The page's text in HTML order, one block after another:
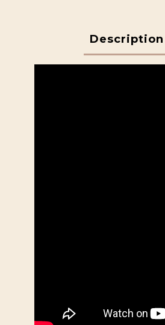
Description